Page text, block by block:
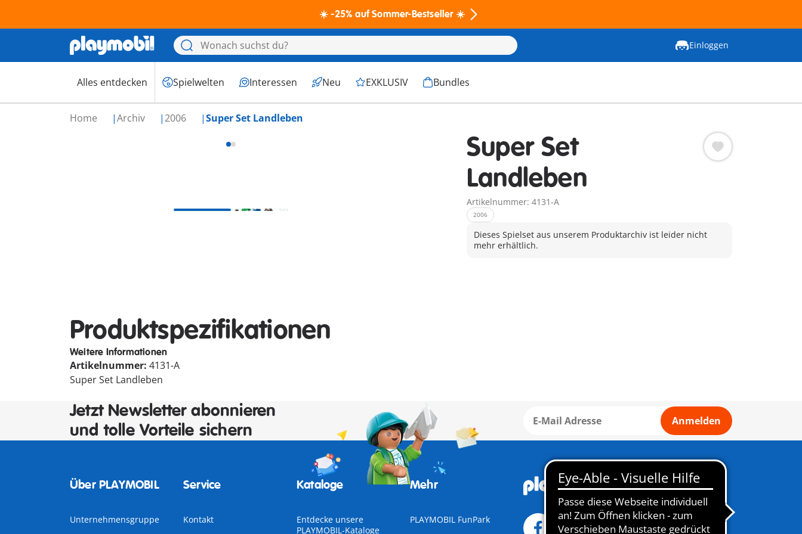
☀️ -25% auf Sommer-Bestseller ☀️
Einloggen
Alles entdecken Spielwelten Interessen Neu EXKLUSIV Bundles
Home Archiv 2006 Super Set Landleben
Super Set
Landleben
Artikelnummer: 4131-A
2006
Dieses Spielset aus unserem Produktarchiv ist leider nicht
mehr erhältlich.
Produktspezifikationen
Weitere Informationen
Artikelnummer: 4131-A
Super Set Landleben
Jetzt Newsletter abonnieren
und tolle Vorteile sichern
Anmelden
Über PLAYMOBIL
Unternehmensgruppe
Service
Kontakt
Kataloge
Entdecke unsere
PLAYMOBIL-Kataloge
Mehr
PLAYMOBIL FunPark